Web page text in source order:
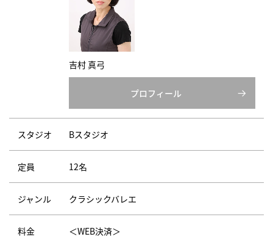
吉村 真弓
プロフィール
スタジオ Bスタジオ
定員 12名
ジャンル クラシックバレエ
料金 ＜WEB決済＞